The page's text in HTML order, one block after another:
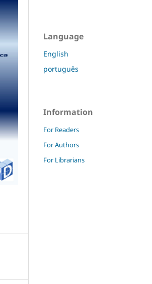
Language
English
português
Information
For Readers
For Authors
For Librarians